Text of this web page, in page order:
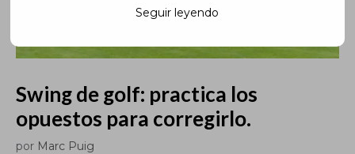
Swing de golf: practica los
opuestos para corregirlo.
por Marc Puig
Seguir leyendo